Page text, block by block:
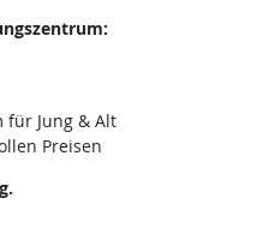
Jung & Alt
Preisen